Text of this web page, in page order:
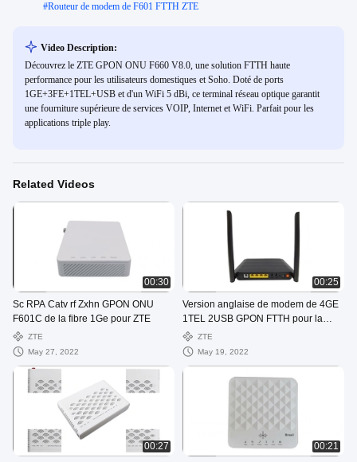
#Routeur de modem de F601 FTTH ZTE
Video Description:
Découvrez le ZTE GPON ONU F660 V8.0, une solution FTTH haute
performance pour les utilisateurs domestiques et Soho. Doté de ports
1GE+3FE+1TEL+USB et d'un WiFi 5 dBi, ce terminal réseau optique garantit
une fourniture supérieure de services VOIP, Internet et WiFi. Parfait pour les
applications triple play.
Related Videos
00:30
Sc RPA Catv rf Zxhn GPON ONU
F601C de la fibre 1Ge pour ZTE
ZTE
May 27, 2022
00:25
Version anglaise de modem de 4GE
1TEL 2USB GPON FTTH pour la
maison
ZTE
May 19, 2022
00:27
00:21